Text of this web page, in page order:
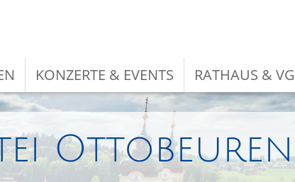
KONZERTE & EVENTS RATHAUS & VG
Ottobeuren